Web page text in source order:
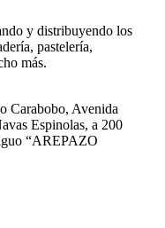
y distribuyendo los
pastelería,
más.
Carabobo, Avenida
Espinolas, a 200
“AREPAZO